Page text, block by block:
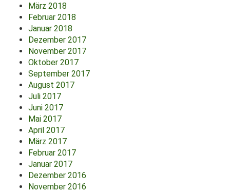
März 2018
Februar 2018
Januar 2018
Dezember 2017
November 2017
Oktober 2017
September 2017
August 2017
Juli 2017
Juni 2017
Mai 2017
April 2017
März 2017
Februar 2017
Januar 2017
Dezember 2016
November 2016